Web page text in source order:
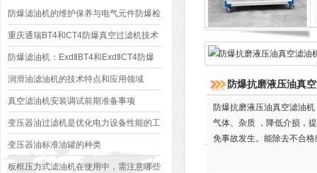
防爆滤油机的维护保养与电气元件防爆检
查
重庆通瑞BT4和CT4防爆真空过滤机技术
特点
防爆滤油机：ExdⅡBT4和ExdⅡCT4防爆
电机等对比
润滑油滤油机的技术特点和应用领域
真空滤油机安装调试前期准备事项
变压器油过滤机是优化电力设备性能的工
具
变压器油标准油罐的种类
板框压力式滤油机在使用中，需注意哪些
防爆抗磨液压油真
防爆抗磨液压油真空滤油
气体、杂质 ，降低介损，
免事故发生。能除去不合